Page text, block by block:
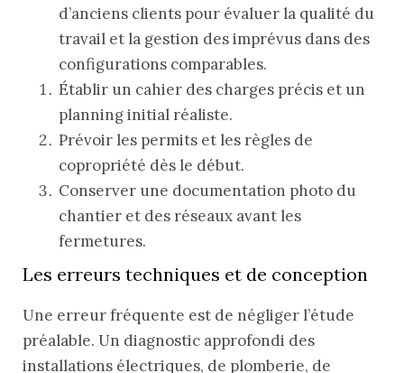
d’anciens clients pour évaluer la qualité du
travail et la gestion des imprévus dans des
configurations comparables.
Établir un cahier des charges précis et un
planning initial réaliste.
Prévoir les permits et les règles de
copropriété dès le début.
Conserver une documentation photo du
chantier et des réseaux avant les
fermetures.
Les erreurs techniques et de conception
Une erreur fréquente est de négliger l’étude
préalable. Un diagnostic approfondi des
installations électriques, de plomberie, de